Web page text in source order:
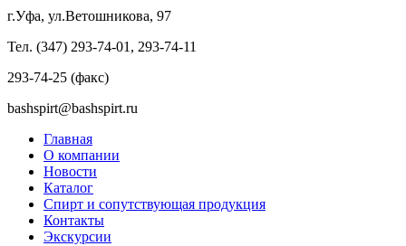
г.Уфа, ул.Ветошникова, 97
Тел. (347) 293-74-01, 293-74-11
293-74-25 (факс)
bashspirt@bashspirt.ru
Главная
О компании
Новости
Каталог
Спирт и сопутствующая продукция
Контакты
Экскурсии